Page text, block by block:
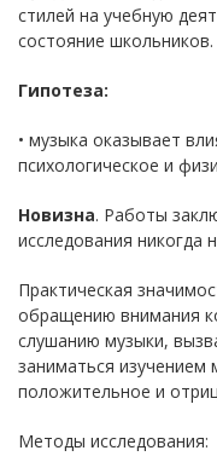
стилей на учебную
состояние школьников.
Гипотеза:
• музыка оказывает
психологическое и
Новизна. Работы
исследования никогда
Практическая
обращению внимания
слушанию музыки,
заниматься изучением
положительное и
Методы исследования: